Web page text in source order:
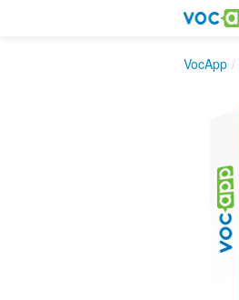
VocApp /